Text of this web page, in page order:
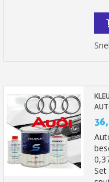
Levering
Betaling in 4x
Je online
Deel je
Verzamel